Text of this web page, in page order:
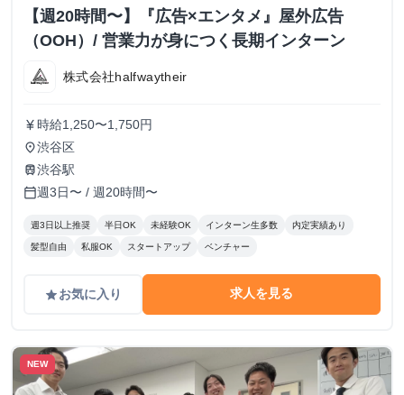
【週20時間〜】『広告×エンタメ』屋外広告
（OOH）/ 営業力が身につく長期インターン
株式会社halfwaytheir
currency_yen 時給1,250〜1,750円
place渋谷区
train渋谷駅
calendar_today週3日〜 / 週20時間〜
週3日以上推奨 半日OK 未経験OK インターン生多数 内定実績あり
髪型自由 私服OK スタートアップ ベンチャー
gradeお気に入り 求人を見る
NEW